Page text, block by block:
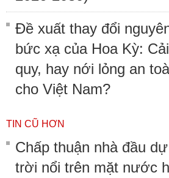
Đề xuất thay đổi
bức xạ của Hoa Kỳ:
quy, hay nới lỏng an
cho Việt Nam?
TIN CŨ HƠN
Chấp thuận nhà đầu
trời nổi trên mặt nước